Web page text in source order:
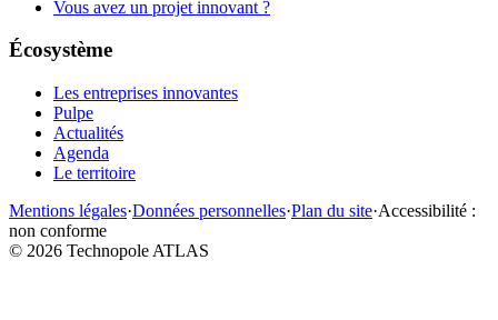
Vous avez un projet innovant ?
Écosystème
Les entreprises innovantes
Pulpe
Actualités
Agenda
Le territoire
Mentions légales·Données personnelles·Plan du site·Accessibilité :
non conforme
© 2026 Technopole ATLAS